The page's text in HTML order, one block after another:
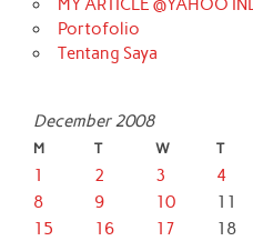
MY ARTICLE @YAHOO
Portofolio
Tentang Saya
December 2008
M T W T
1 2 3 4
8
9 10 11
15
16 17 18